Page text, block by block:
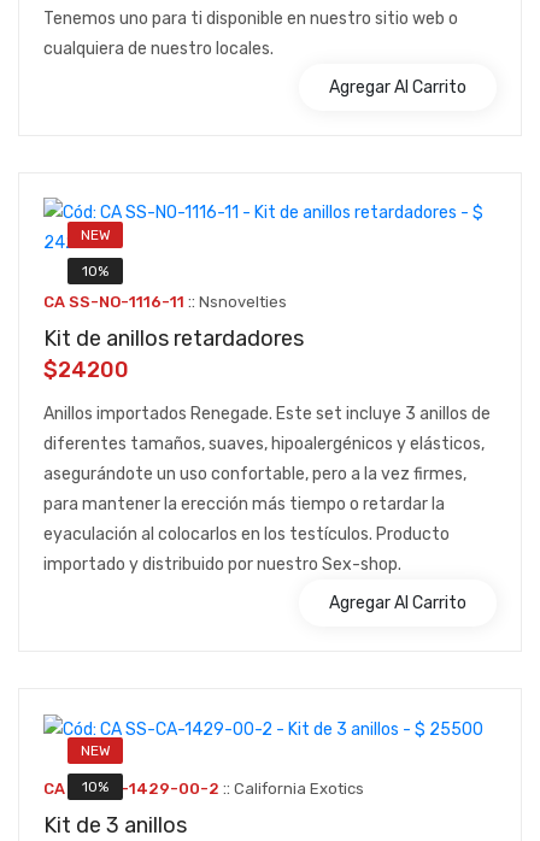
Tenemos uno para ti disponible en nuestro sitio web o
cualquiera de nuestro locales.
Agregar Al Carrito
NEW
10%
CA SS-NO-1116-11 :: Nsnovelties
Kit de anillos retardadores
$24200
Anillos importados Renegade. Este set incluye 3 anillos de
diferentes tamaños, suaves, hipoalergénicos y elásticos,
asegurándote un uso confortable, pero a la vez firmes,
para mantener la erección más tiempo o retardar la
eyaculación al colocarlos en los testículos. Producto
importado y distribuido por nuestro Sex-shop.
Agregar Al Carrito
NEW
10%
CA SS-CA-1429-00-2 :: California Exotics
Kit de 3 anillos